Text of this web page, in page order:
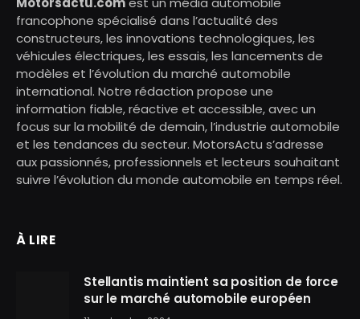
francophone spécialisé dans l’actualité des
constructeurs, les innovations technologiques, les
véhicules électriques, les essais, les lancements de
modèles et l’évolution du marché automobile
international. Notre rédaction propose une
information fiable, réactive et accessible, avec un
focus sur la mobilité de demain, l’industrie automobile
et les tendances du secteur. MotorsActu s’adresse
aux passionnés, professionnels et lecteurs souhaitant
suivre l’évolution du monde automobile en temps réel.
À LIRE
Stellantis maintient sa position de force
sur le marché automobile européen